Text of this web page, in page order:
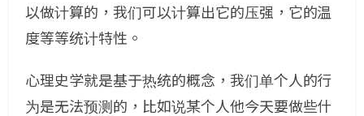
以做计算的，我们可以计算出它的压强，它的温
度等等统计特性。
心理史学就是基于热统的概念，我们单个人的行
为是无法预测的，比如说某个人他今天要做些什